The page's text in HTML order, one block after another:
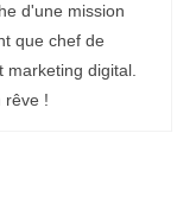
d'une mission
que chef de
digital.
rêve !